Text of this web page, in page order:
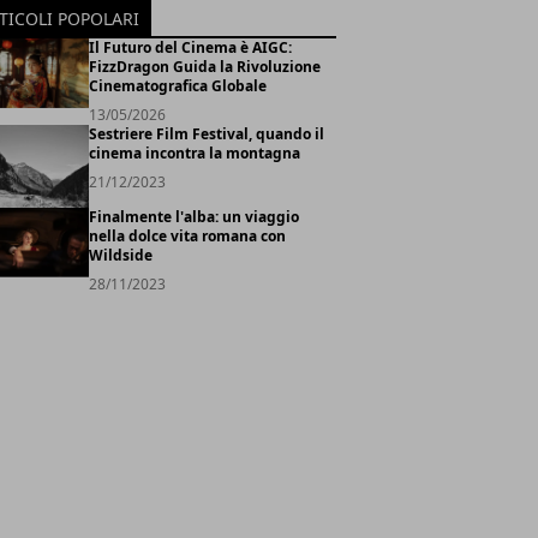
POPOLARI
Il Futuro del Cinema è AIGC:
FizzDragon Guida la Rivoluzione
Cinematografica Globale
13/05/2026
Sestriere Film Festival, quando il
cinema incontra la montagna
21/12/2023
Finalmente l'alba: un viaggio
nella dolce vita romana con
Wildside
28/11/2023